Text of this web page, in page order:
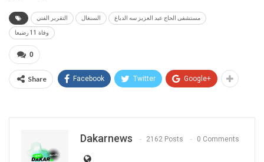
التقرير الفني السنغال مستشفى الحاج عبد العزيز سه الدباغ
وفاة 11 رضيعا
0
Share Facebook Twitter Google+
Dakarnews 2162 Posts 0 Comments